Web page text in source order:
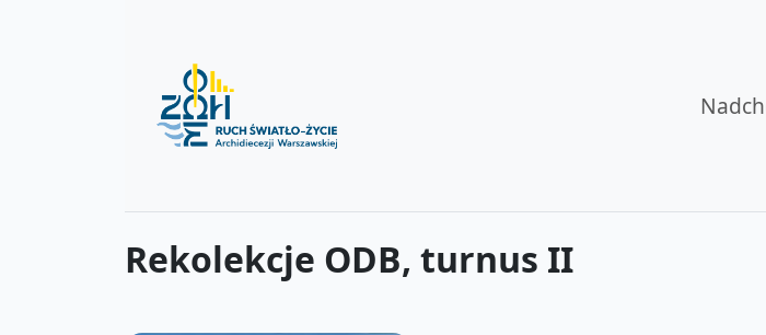
Rekolekcje ODB, turnus II